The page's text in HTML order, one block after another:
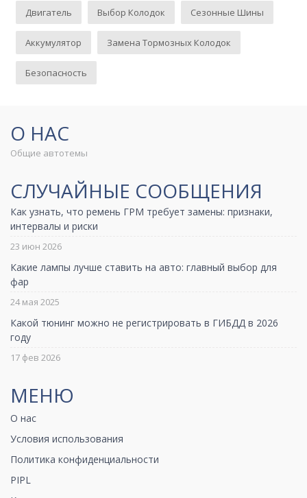
Двигатель Выбор Колодок Сезонные Шины
Аккумулятор Замена Тормозных Колодок
Безопасность
О НАС
Общие автотемы
СЛУЧАЙНЫЕ СООБЩЕНИЯ
Как узнать, что ремень ГРМ требует замены: признаки,
интервалы и риски
23 июн 2026
Какие лампы лучше ставить на авто: главный выбор для
фар
24 мая 2025
Какой тюнинг можно не регистрировать в ГИБДД в 2026
году
17 фев 2026
МЕНЮ
О нас
Условия использования
Политика конфиденциальности
PIPL